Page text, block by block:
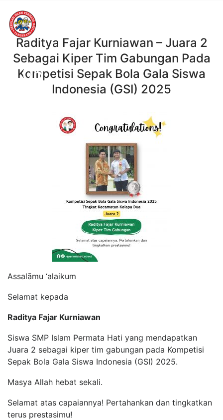
Raditya Fajar Kurniawan – Juara 2
Sebagai Kiper Tim Gabungan Pada
Kompetisi Sepak Bola Gala Siswa
Indonesia (GSI) 2025
05
Assalāmu ‘alaikum
Selamat kepada
Raditya Fajar Kurniawan
Siswa SMP Islam Permata Hati yang mendapatkan
Juara 2 sebagai kiper tim gabungan pada Kompetisi
Sepak Bola Gala Siswa Indonesia (GSI) 2025.
Masya Allah hebat sekali.
Selamat atas capaiannya! Pertahankan dan tingkatkan
terus prestasimu!